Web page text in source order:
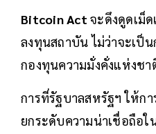
Bitcoin Act จะดึงดูดเม็
ลงทุนสถาบัน ไม่ว่าจะเป็
กองทุนความมั่งคั่งแห่งชา
การที่รัฐบาลสหรัฐฯ ให้ก
ยกระดับความน่าเชื่อถือ